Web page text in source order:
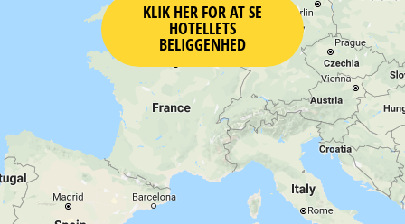
KLIK HER FOR AT SE
HOTELLETS
BELIGGENHED